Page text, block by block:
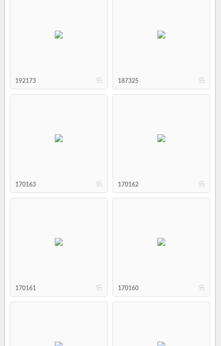
b
192173 b
187325
b
170163 b
170162
b
170161 b
170160